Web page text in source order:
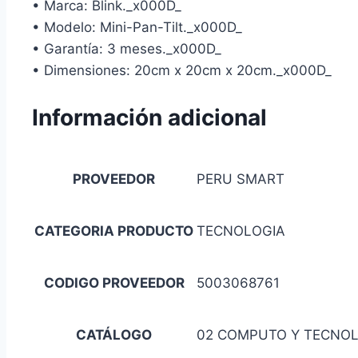
• Marca: Blink._x000D_
• Modelo: Mini-Pan-Tilt._x000D_
• Garantía: 3 meses._x000D_
• Dimensiones: 20cm x 20cm x 20cm._x000D_
Información adicional
PROVEEDOR PERU SMART
CATEGORIA PRODUCTO TECNOLOGIA
CODIGO PROVEEDOR 5003068761
CATÁLOGO 02 COMPUTO Y